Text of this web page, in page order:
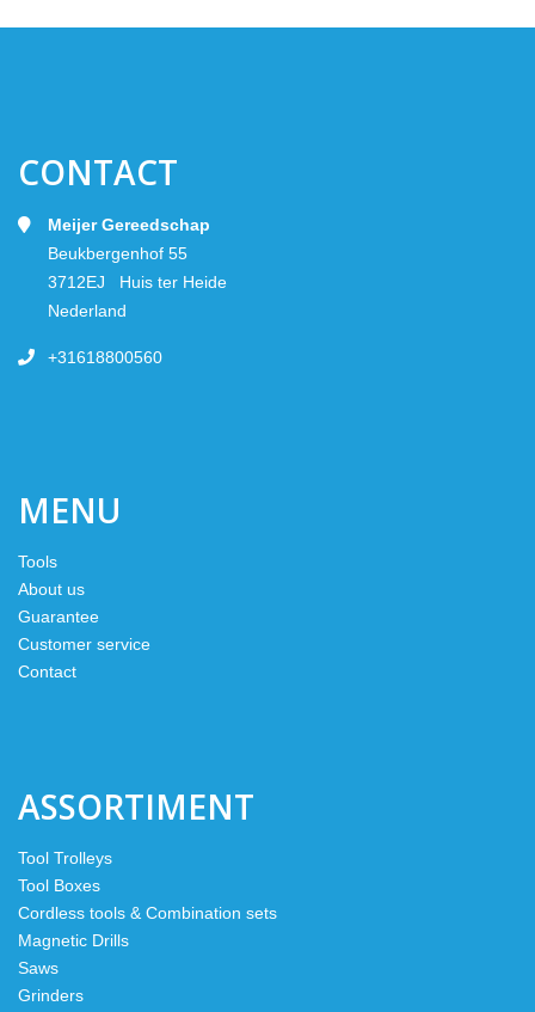
CONTACT
Meijer Gereedschap
Beukbergenhof 55
3712EJ Huis ter Heide
Nederland
+31618800560
MENU
Tools
About us
Guarantee
Customer service
Contact
ASSORTIMENT
Tool Trolleys
Tool Boxes
Cordless tools & Combination sets
Magnetic Drills
Saws
Grinders